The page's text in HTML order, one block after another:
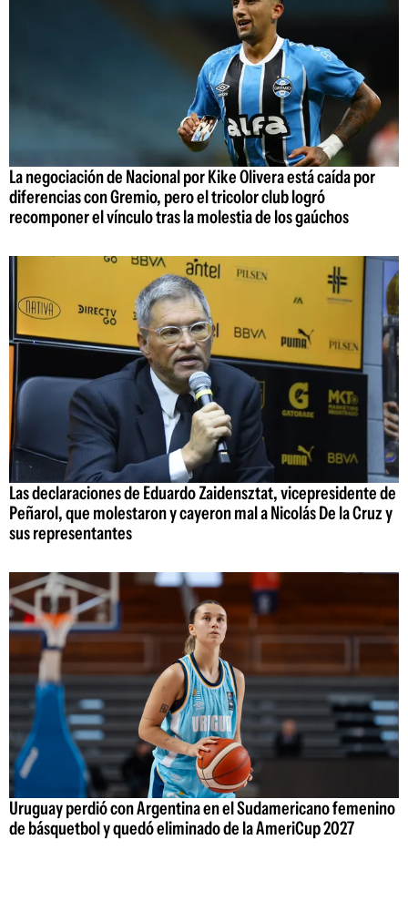
La negociación de Nacional por Kike Olivera está caída por
diferencias con Gremio, pero el tricolor club logró
recomponer el vínculo tras la molestia de los gaúchos
Las declaraciones de Eduardo Zaidensztat, vicepresidente de
Peñarol, que molestaron y cayeron mal a Nicolás De la Cruz y
sus representantes
Uruguay perdió con Argentina en el Sudamericano femenino
de básquetbol y quedó eliminado de la AmeriCup 2027